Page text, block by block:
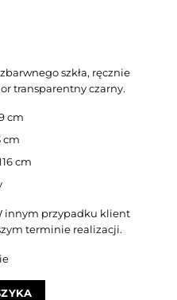
szkła, ręcznie
transparentny czarny.
cm
cm
cm
innym przypadku klient
terminie realizacji.